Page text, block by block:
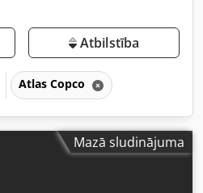
Atbilstība
Atlas Copco
Mazā sludinājuma